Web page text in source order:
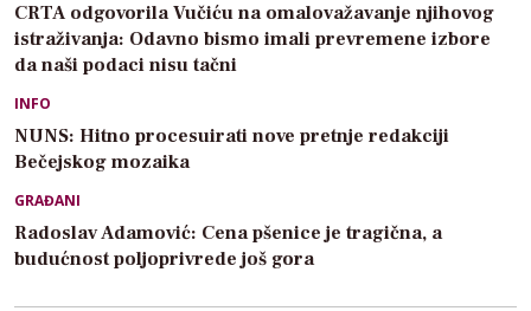
CRTA odgovorila Vučiću na omalovažavanje njihovog
istraživanja: Odavno bismo imali prevremene izbore
da naši podaci nisu tačni
INFO
NUNS: Hitno procesuirati nove pretnje redakciji
Bečejskog mozaika
GRAĐANI
Radoslav Adamović: Cena pšenice je tragična, a
budućnost poljoprivrede još gora